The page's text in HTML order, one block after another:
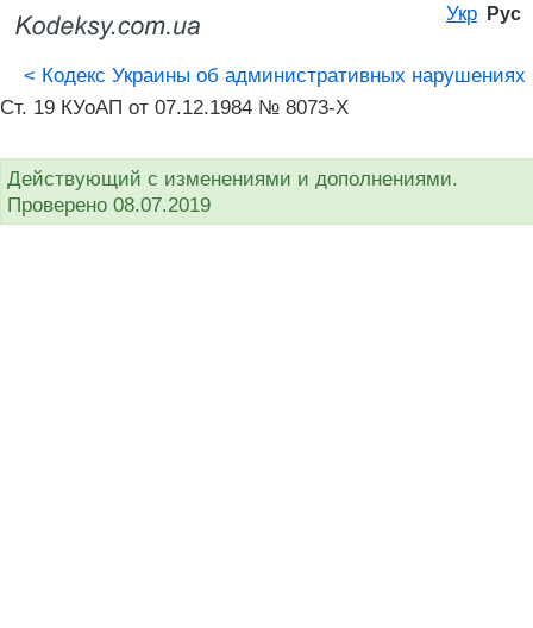
Укр Рус
< Кодекс Украины об административных нарушениях
Ст. 19 КУоАП от 07.12.1984 № 8073-X
Действующий с изменениями и дополнениями.
Проверено 08.07.2019